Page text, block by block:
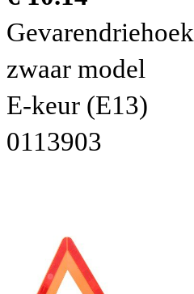
Gevarendriehoek
zwaar model
E-keur (E13)
0113903